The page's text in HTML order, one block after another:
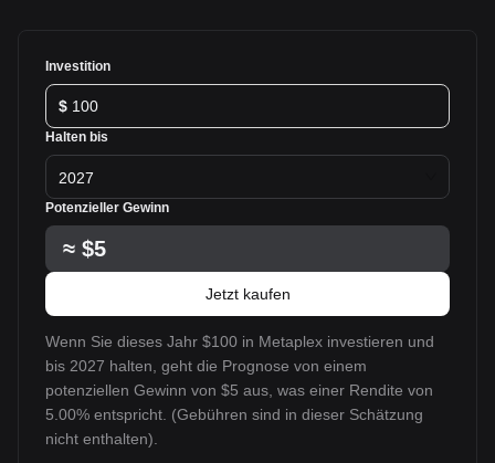
Investition
$
Halten bis
2027
Potenzieller Gewinn
≈ $5
Jetzt kaufen
Wenn Sie dieses Jahr $100 in Metaplex investieren und
bis 2027 halten, geht die Prognose von einem
potenziellen Gewinn von $5 aus, was einer Rendite von
5.00% entspricht. (Gebühren sind in dieser Schätzung
nicht enthalten).